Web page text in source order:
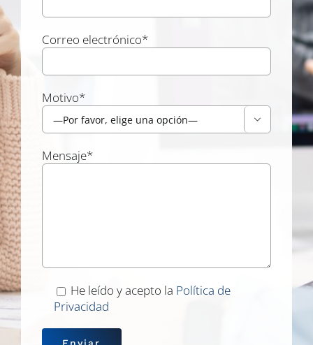
Correo electrónico*
Motivo*

Mensaje*
He leído y acepto la Política de
Privacidad